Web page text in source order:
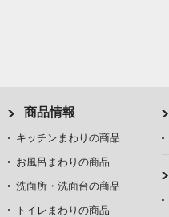
商品情報
キッチンまわりの商品
お風呂まわりの商品
洗面所・洗面台の商品
トイレまわりの商品